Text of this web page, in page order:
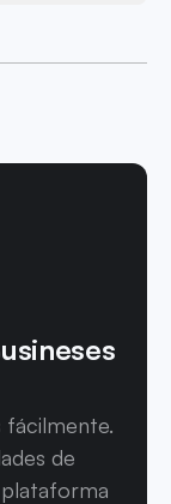
fácilmente.
de